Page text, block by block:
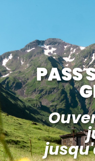
PASS